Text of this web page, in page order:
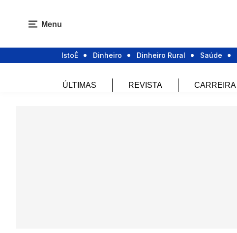
Menu
IstoÉ Dinheiro Dinheiro Rural Saúde
ÚLTIMAS REVISTA CARREIRA